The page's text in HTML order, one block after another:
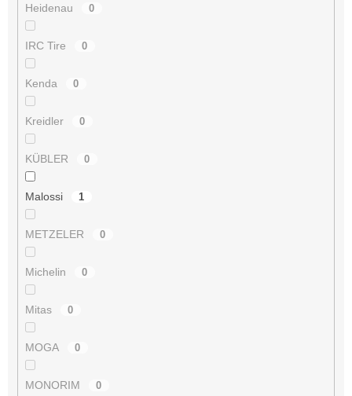
Heidenau 0
IRC Tire 0
Kenda 0
Kreidler 0
KÜBLER 0
Malossi 1
METZELER 0
Michelin 0
Mitas 0
MOGA 0
MONORIM 0